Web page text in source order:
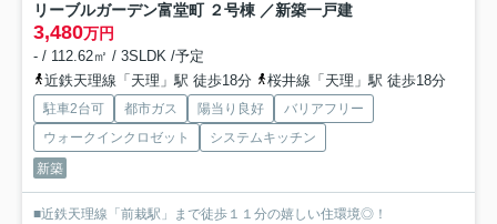
リーブルガーデン富堂町 ２号棟 ／新築一戸建
3,480万円
- / 112.62㎡ / 3SLDK /予定
近鉄天理線「天理」駅 徒歩18分
桜井線「天理」駅 徒歩18分
駐車2台可 都市ガス 陽当り良好
バリアフリー
ウォークインクロゼット
システムキッチン
新築
■近鉄天理線「前栽駅」まで徒歩１１分の嬉しい住環境◎！